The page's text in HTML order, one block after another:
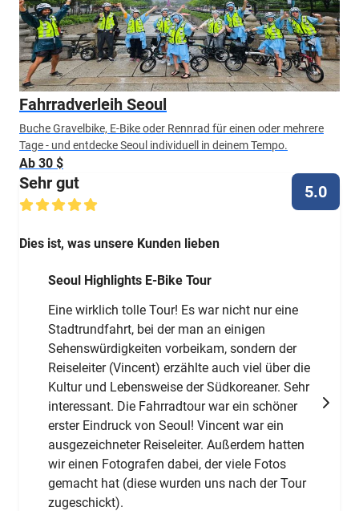
Fahrradverleih Seoul
Buche Gravelbike, E-Bike oder Rennrad für einen oder mehrere
Tage - und entdecke Seoul individuell in deinem Tempo.
Ab 30 $
Sehr gut 5.0
Dies ist, was unsere Kunden lieben
Seoul Highlights E-Bike Tour
Eine wirklich tolle Tour! Es war nicht nur eine
Stadtrundfahrt, bei der man an einigen
Sehenswürdigkeiten vorbeikam, sondern der
Reiseleiter (Vincent) erzählte auch viel über die
Kultur und Lebensweise der Südkoreaner. Sehr
interessant. Die Fahrradtour war ein schöner
erster Eindruck von Seoul! Vincent war ein
ausgezeichneter Reiseleiter. Außerdem hatten
wir einen Fotografen dabei, der viele Fotos
gemacht hat (diese wurden uns nach der Tour
zugeschickt).